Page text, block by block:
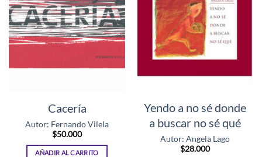
Cacería
Autor: Fernando Vilela
$50.000
AÑADIR AL CARRITO
Yendo a no sé donde
a buscar no sé qué
Autor: Angela Lago
$28.000